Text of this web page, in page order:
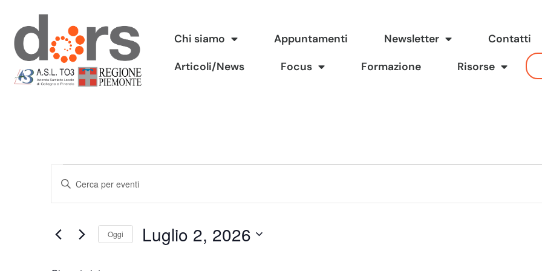
Vai
al
contenuto
Chi siamo Appuntamenti Newsletter Contatti
Articoli/News Focus Formazione Risorse
Eventi
Ricerca
viste
Inserisci
Cerca
Oggi Luglio 2, 2026